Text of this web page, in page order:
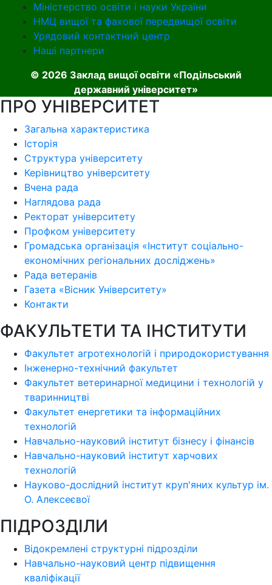
Міністерство освіти і науки України
НМЦ вищої та фахової передвищої освіти
Урядовий контактний центр
Наші партнери
© 2026 Заклад вищої освіти «Подільський
державний університет»
ПРО УНІВЕРСИТЕТ
Загальна характеристика
Історія
Структура університету
Керівництво університету
Вчена рада
Наглядова рада
Ректорат університету
Профком університету
Громадська організація «Інститут соціально-
економічних регіональних досліджень»
Рада ветеранів
Газета «Вісник Університету»
Контакти
ФАКУЛЬТЕТИ ТА ІНСТИТУТИ
Факультет агротехнологій і природокористування
Інженерно-технічний факультет
Факультет ветеринарної медицини і технологій у
тваринництві
Факультет енергетики та інформаційних
технологій
Навчально-науковий інститут бізнесу і фінансів
Навчально-науковий інститут харчових
технологій
Науково-дослідний інститут круп'яних культур ім.
О. Алексеєвої
ПІДРОЗДІЛИ
Відокремлені структурні підрозділи
Навчально-науковий центр підвищення
кваліфікації